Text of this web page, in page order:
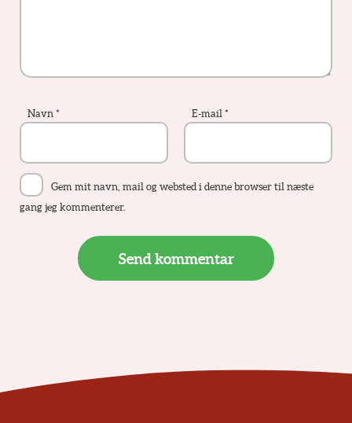
Navn * E-mail *
Gem mit navn, mail og websted i denne browser til næste
gang jeg kommenterer.